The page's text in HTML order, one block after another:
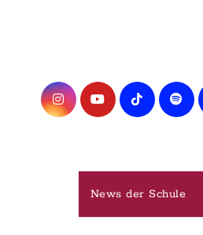
News der Schule